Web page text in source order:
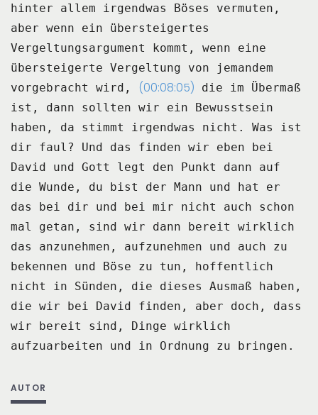
hinter allem irgendwas Böses vermuten,
aber wenn ein übersteigertes
Vergeltungsargument kommt, wenn eine
übersteigerte Vergeltung von jemandem
vorgebracht wird,
(00:08:05)
die im Übermaß
ist, dann sollten wir ein Bewusstsein
haben, da stimmt irgendwas nicht.
Was ist
dir faul?
Und das finden wir eben bei
David und Gott legt den Punkt dann auf
die Wunde, du bist
der Mann und hat er
das bei dir und bei mir nicht auch schon
mal getan, sind wir dann
bereit wirklich
das anzunehmen, aufzunehmen und auch zu
bekennen und Böse zu tun, hoffentlich
nicht in Sünden, die dieses Ausmaß haben,
die wir bei David finden, aber doch, dass
wir bereit sind, Dinge wirklich
aufzuarbeiten und in Ordnung zu bringen.
AUTOR